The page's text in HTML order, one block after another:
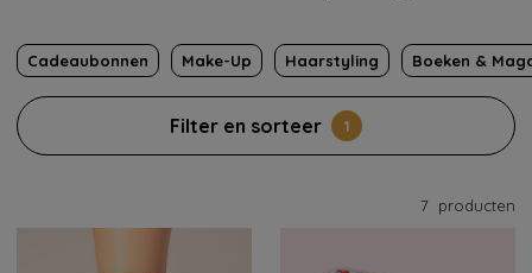
Cadeaubonnen Make-Up Haarstyling Boeken &
Filter en sorteer 1
7 producten